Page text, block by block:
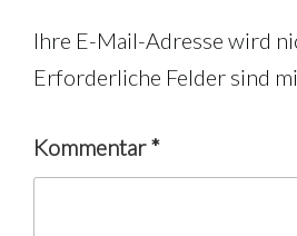
Ihre E-Mail-Adresse wird
Erforderliche Felder sind
Kommentar*